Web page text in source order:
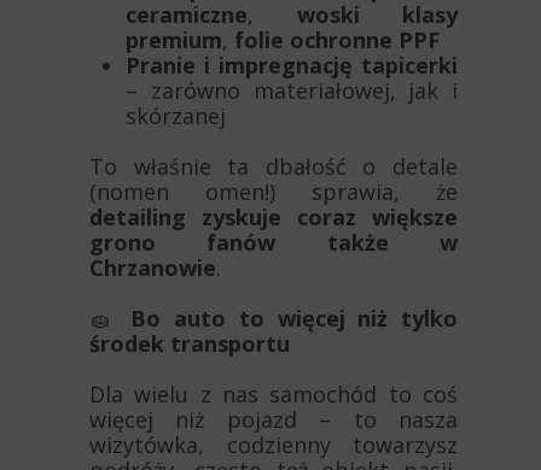
ceramiczne, woski klasy
premium, folie ochronne PPF
Pranie i impregnację tapicerki
– zarówno materiałowej, jak i
skórzanej
To właśnie ta dbałość o detale
(nomen omen!) sprawia, że
detailing zyskuje coraz większe
grono fanów także w
Chrzanowie.
🧽
Bo auto to więcej niż tylko
środek transportu
Dla wielu z nas samochód to coś
więcej niż pojazd – to nasza
wizytówka, codzienny towarzysz